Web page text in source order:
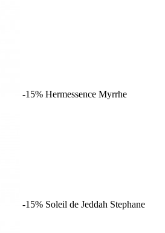
-15% Hermessence Myrrhe
-15% Soleil de Jeddah Stephane